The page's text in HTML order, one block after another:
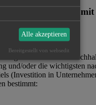
in Verbindung
wir auch Ihre
und/oder die wichtigsten
(Investition in
bestimmt:
Alle akzeptieren
Bereitgestellt von websedit